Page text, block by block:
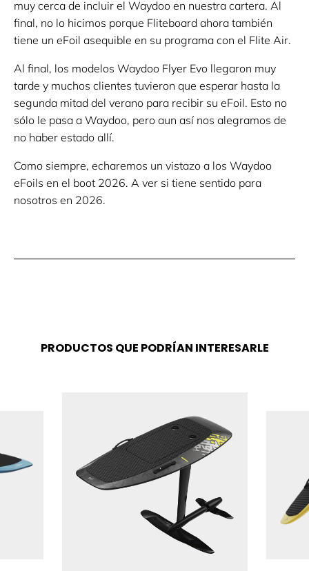
muy cerca de incluir el Waydoo en nuestra cartera. Al
final, no lo hicimos porque Fliteboard ahora también
tiene un eFoil asequible en su programa con el Flite Air.
Al final, los modelos Waydoo Flyer Evo llegaron muy
tarde y muchos clientes tuvieron que esperar hasta la
segunda mitad del verano para recibir su eFoil. Esto no
sólo le pasa a Waydoo, pero aun así nos alegramos de
no haber estado allí.
Como siempre, echaremos un vistazo a los Waydoo
eFoils en el boot 2026. A ver si tiene sentido para
nosotros en 2026.
PRODUCTOS QUE PODRÍAN INTERESARLE